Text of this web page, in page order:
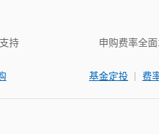
持 申购费率全
基金定投 | 费